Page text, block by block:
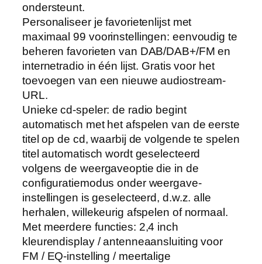
ondersteunt.
Personaliseer je favorietenlijst met
maximaal 99 voorinstellingen: eenvoudig te
beheren favorieten van DAB/DAB+/FM en
internetradio in één lijst. Gratis voor het
toevoegen van een nieuwe audiostream-
URL.
Unieke cd-speler: de radio begint
automatisch met het afspelen van de eerste
titel op de cd, waarbij de volgende te spelen
titel automatisch wordt geselecteerd
volgens de weergaveoptie die in de
configuratiemodus onder weergave-
instellingen is geselecteerd, d.w.z. alle
herhalen, willekeurig afspelen of normaal.
Met meerdere functies: 2,4 inch
kleurendisplay / antenneaansluiting voor
FM / EQ-instelling / meertalige